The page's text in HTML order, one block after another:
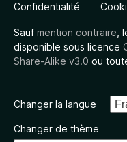
Confidentialité
Sauf mention contraire ,
disponible sous licence
Share-Alike v3.0 ou
Changer la langue
Changer de thème